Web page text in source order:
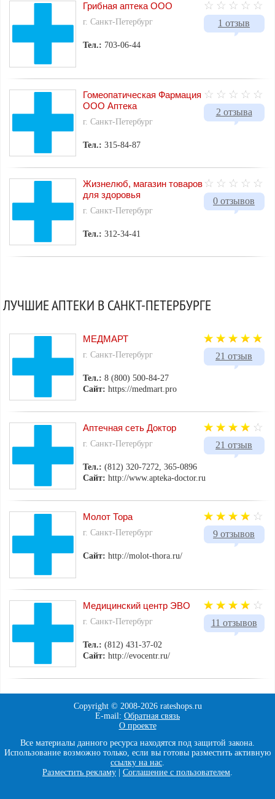
1 отзыв
Грибная аптека ООО
г. Санкт-Петербург
Тел.: 703-06-44
2 отзыва
Гомеопатическая Фармация
ООО Аптека
г. Санкт-Петербург
Тел.:315-84-87
0 отзывов
Жизнелюб, магазин товаров
для здоровья
г. Санкт-Петербург
Тел.:312-34-41
ЛУЧШИЕ АПТЕКИ В САНКТ-ПЕТЕРБУРГЕ
21 отзыв
МЕДМАРТ
г. Санкт-Петербург
Тел.:8 (800) 500-84-27
Сайт: https://medmart.pro
21 отзыв
Аптечная сеть Доктор
г. Санкт-Петербург
Тел.:(812) 320-7272, 365-0896
Сайт: http://www.apteka-doctor.ru
9 отзывов
Молот Тора
г. Санкт-Петербург
Сайт: http://molot-thora.ru/
11 отзывов
Медицинский центр ЭВО
г. Санкт-Петербург
Тел.:(812) 431-37-02
Сайт: http://evocentr.ru/
Copyright © 2008-2026 rateshops.ru
E-mail: Обратная связь
О проекте
Все материалы данного ресурса находятся под защитой закона.
Использование возможно только, если вы готовы разместить активную
ссылку на нас.
Разместить рекламу
Соглашение с пользователем.